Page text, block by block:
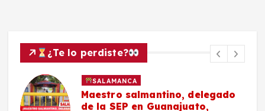
¿Te lo perdiste?
SALAMANCA
Maestro salmantino, delegado
de la SEP en Guanajuato,